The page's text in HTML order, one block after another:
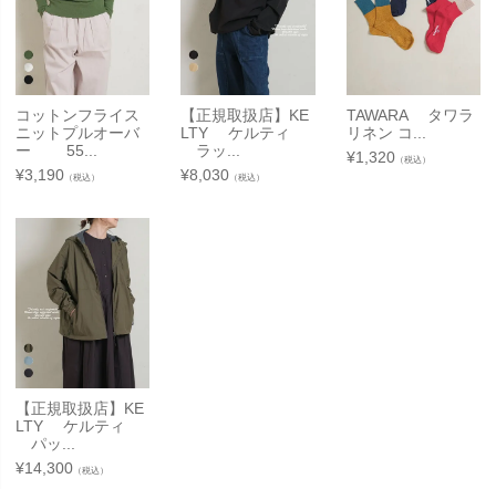
コットンフライス
ニットプルオーバ
ー 55...
¥3,190 （税込）
【正規取扱店】KE
LTY ケルティ
ラッ...
¥8,030 （税込）
TAWARA タワラ
リネン コ...
¥1,320（税込）
【正規取扱店】KE
LTY ケルティ
パッ...
¥14,300 （税込）